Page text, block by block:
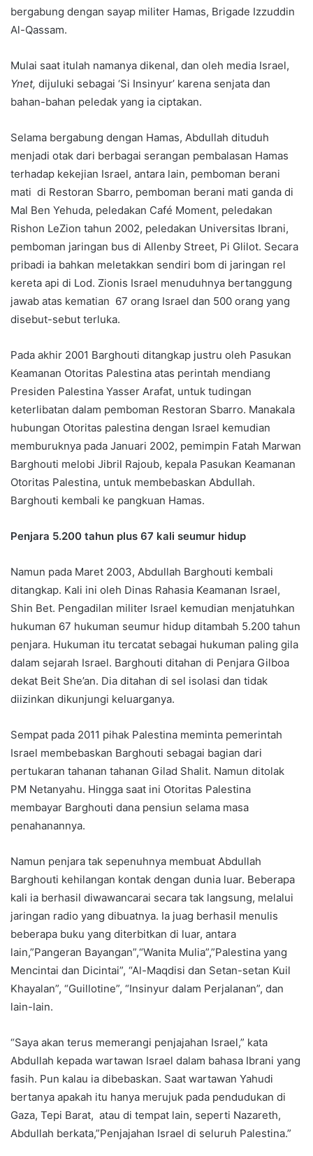
bergabung dengan sayap militer Hamas, Brigade Izzuddin
Al-Qassam.
Mulai saat itulah namanya dikenal, dan oleh media Israel,
Ynet, dijuluki sebagai ‘Si Insinyur’ karena senjata dan
bahan-bahan peledak yang ia ciptakan.
Selama bergabung dengan Hamas, Abdullah dituduh
menjadi otak dari berbagai serangan pembalasan Hamas
terhadap kekejian Israel, antara lain, pemboman berani
mati di Restoran Sbarro, pemboman berani mati ganda di
Mal Ben Yehuda, peledakan Café Moment, peledakan
Rishon LeZion tahun 2002, peledakan Universitas Ibrani,
pemboman jaringan bus di Allenby Street, Pi Glilot. Secara
pribadi ia bahkan meletakkan sendiri bom di jaringan rel
kereta api di Lod. Zionis Israel menuduhnya bertanggung
jawab atas kematian 67 orang Israel dan 500 orang yang
disebut-sebut terluka.
Pada akhir 2001 Barghouti ditangkap justru oleh Pasukan
Keamanan Otoritas Palestina atas perintah mendiang
Presiden Palestina Yasser Arafat, untuk tudingan
keterlibatan dalam pemboman Restoran Sbarro. Manakala
hubungan Otoritas palestina dengan Israel kemudian
memburuknya pada Januari 2002, pemimpin Fatah Marwan
Barghouti melobi Jibril Rajoub, kepala Pasukan Keamanan
Otoritas Palestina, untuk membebaskan Abdullah.
Barghouti kembali ke pangkuan Hamas.
Penjara 5.200 tahun plus 67 kali seumur hidup
Namun pada Maret 2003, Abdullah Barghouti kembali
ditangkap. Kali ini oleh Dinas Rahasia Keamanan Israel,
Shin Bet. Pengadilan militer Israel kemudian menjatuhkan
hukuman 67 hukuman seumur hidup ditambah 5.200 tahun
penjara. Hukuman itu tercatat sebagai hukuman paling gila
dalam sejarah Israel. Barghouti ditahan di Penjara Gilboa
dekat Beit She’an. Dia ditahan di sel isolasi dan tidak
diizinkan dikunjungi keluarganya.
Sempat pada 2011 pihak Palestina meminta pemerintah
Israel membebaskan Barghouti sebagai bagian dari
pertukaran tahanan tahanan Gilad Shalit. Namun ditolak
PM Netanyahu. Hingga saat ini Otoritas Palestina
membayar Barghouti dana pensiun selama masa
penahanannya.
Namun penjara tak sepenuhnya membuat Abdullah
Barghouti kehilangan kontak dengan dunia luar. Beberapa
kali ia berhasil diwawancarai secara tak langsung, melalui
jaringan radio yang dibuatnya. Ia juag berhasil menulis
beberapa buku yang diterbitkan di luar, antara
lain,”Pangeran Bayangan”,“Wanita Mulia”,”Palestina yang
Mencintai dan Dicintai”, “Al-Maqdisi dan Setan-setan Kuil
Khayalan”, “Guillotine”, “Insinyur dalam Perjalanan”, dan
lain-lain.
“Saya akan terus memerangi penjajahan Israel,” kata
Abdullah kepada wartawan Israel dalam bahasa Ibrani yang
fasih. Pun kalau ia dibebaskan. Saat wartawan Yahudi
bertanya apakah itu hanya merujuk pada pendudukan di
Gaza, Tepi Barat, atau di tempat lain, seperti Nazareth,
Abdullah berkata,”Penjajahan Israel di seluruh Palestina.”